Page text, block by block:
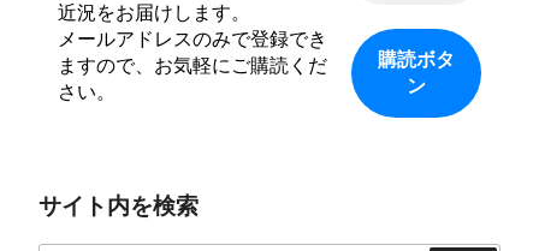
近況をお届けします。
メールアドレスのみで登録でき
ますので、お気軽にご購読くだ
さい。
サイト内を検索